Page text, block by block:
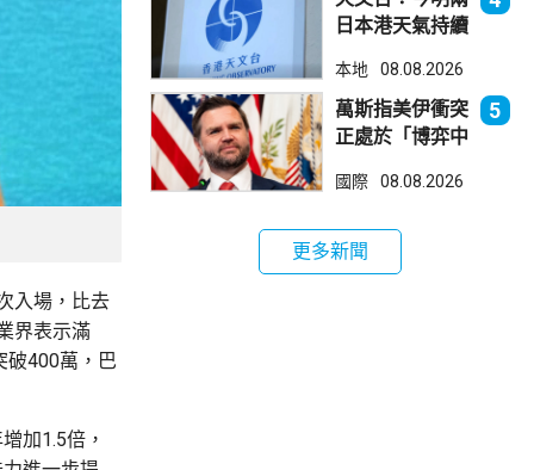
入場，比去
界表示滿
破400萬，巴
加1.5倍，
日本港天氣持續
本地 08.08.2026
萬斯指美伊衝突
正處於「博弈中
5
國際 08.08.2026
更多新聞